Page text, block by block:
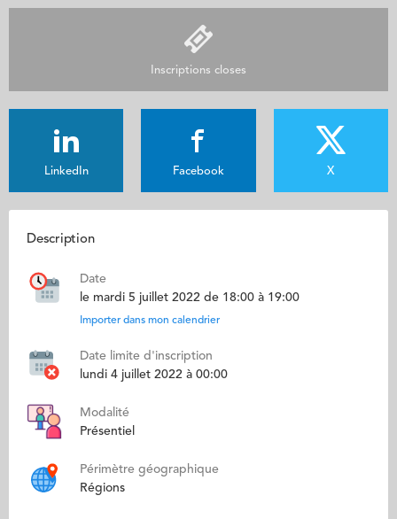
Inscriptions closes
LinkedIn Facebook X
Description
Date
le mardi 5 juillet 2022 de 18:00 à 19:00
Importer dans mon calendrier
Date limite d'inscription
lundi 4 juillet 2022 à 00:00
Modalité
Présentiel
Périmètre géographique
Régions